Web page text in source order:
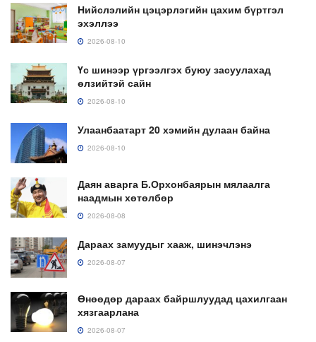
Нийслэлийн цэцэрлэгийн цахим бүртгэл
эхэллээ
2026-08-10
Үс шинээр үргээлгэх буюу засуулахад
өлзийтэй сайн
2026-08-10
Улаанбаатарт 20 хэмийн дулаан байна
2026-08-10
Даян аварга Б.Орхонбаярын мялаалга
наадмын хөтөлбөр
2026-08-08
Дараах замуудыг хааж, шинэчлэнэ
2026-08-07
Өнөөдөр дараах байршлуудад цахилгаан
хязгаарлана
2026-08-07